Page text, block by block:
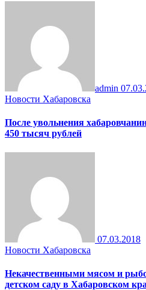
admin
Новости Хабаровска
После увольнения
450 тысяч рублей
07.03.2018
Новости Хабаровска
Некачественными мясом и
детском саду в Хабаровском